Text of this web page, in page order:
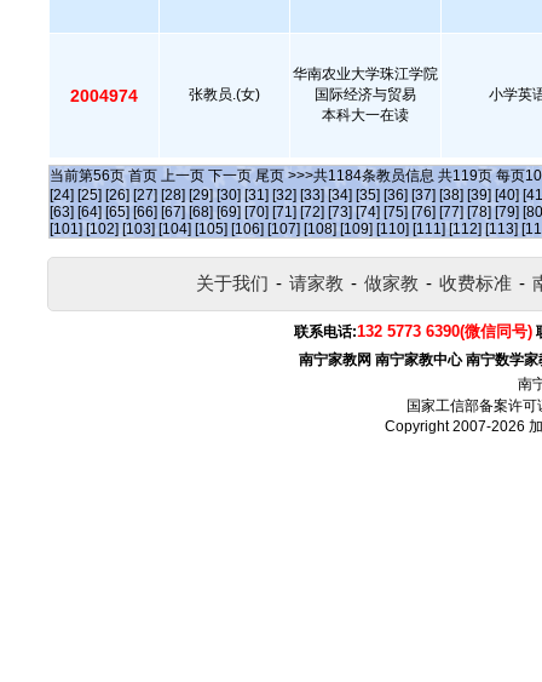
2004974 张教员.(女)
华南农业大学珠江学院
国际经济与贸易
本科大一在读
小学英
当前第56页 首页 上一页 下一页 尾页 >>>共1184条教员信息 共119页 每页10
[24] [25] [26] [27] [28] [29] [30] [31] [32] [33] [34] [35] [36] [37] [38] [39] [40]
[63] [64] [65] [66] [67] [68] [69] [70] [71] [72] [73] [74] [75] [76] [77] [78] [79]
[101] [102] [103] [104] [105] [106] [107] [108] [109] [110] [111] [112] [113]
关于我们 - 请家教 - 做家教 - 收费标准 -
联系电话:132 5773 6390(微信同号)
南宁家教网 南宁家教中心 南宁数学家
南
国家工信部备案许可
Copyright 2007-2026